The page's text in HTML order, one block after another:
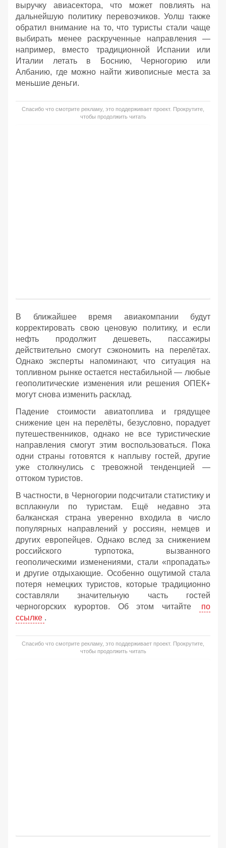
выручку авиасектора, что может повлиять на
дальнейшую политику перевозчиков. Уолш также
обратил внимание на то, что туристы стали чаще
выбирать менее раскрученные направления —
например, вместо традиционной Испании или
Италии летать в Боснию, Черногорию или
Албанию, где можно найти живописные места за
меньшие деньги.
Спасибо что смотрите рекламу, это поддерживает проект. Прокрутите,
чтобы продолжить читать
В ближайшее время авиакомпании будут
корректировать свою ценовую политику, и если
нефть продолжит дешеветь, пассажиры
действительно смогут сэкономить на перелётах.
Однако эксперты напоминают, что ситуация на
топливном рынке остается нестабильной — любые
геополитические изменения или решения ОПЕК+
могут снова изменить расклад.
Падение стоимости авиатоплива и грядущее
снижение цен на перелёты, безусловно, порадует
путешественников, однако не все туристические
направления смогут этим воспользоваться. Пока
одни страны готовятся к наплыву гостей, другие
уже столкнулись с тревожной тенденцией —
оттоком туристов.
В частности, в Черногории подсчитали статистику и
всплакнули по туристам. Ещё недавно эта
балканская страна уверенно входила в число
популярных направлений у россиян, немцев и
других европейцев. Однако вслед за снижением
российского турпотока, вызванного
геополическими изменениями, стали «пропадать»
и другие отдыхающие. Особенно ощутимой стала
потеря немецких туристов, которые традиционно
составляли значительную часть гостей
черногорских курортов. Об этом читайте
по
ссылке .
Спасибо что смотрите рекламу, это поддерживает проект. Прокрутите,
чтобы продолжить читать